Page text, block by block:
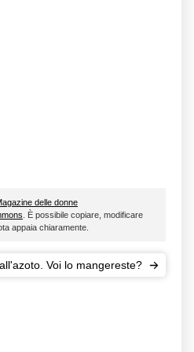
delle donne
. È possibile copiare, modificare
appaia chiaramente.
Voi lo mangereste?